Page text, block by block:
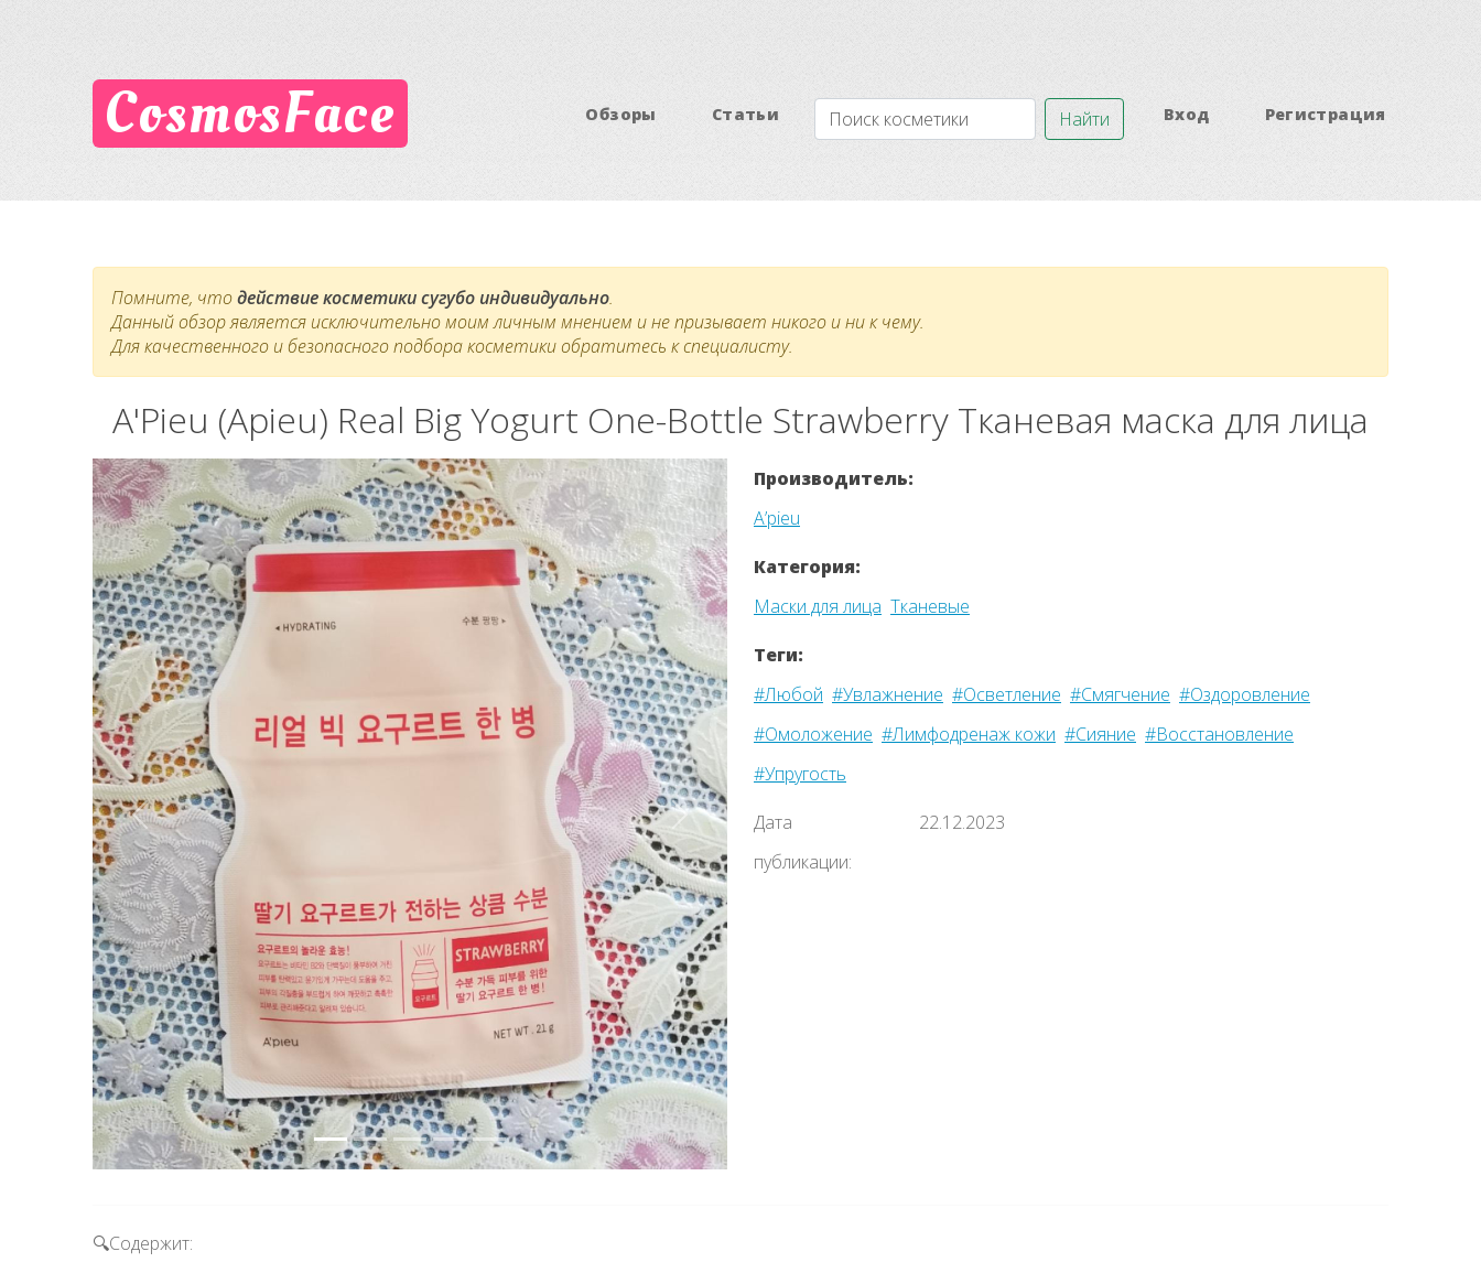
CosmosFace Обзоры Статьи Найти Вход Регистрация
Помните, чтодействие косметики сугубо индивидуально.
Данный обзор является исключительно моим личным мнением и не призывает никого и ни к чему.
Для качественного и безопасного подбора косметики обратитесь к специалисту.
A'Pieu (Apieu) Real Big Yogurt One-Bottle Strawberry Тканевая маска для лица
Вперёд Назад
Производитель:
A’pieu
Категория:
Маски для лица Тканевые
Теги:
#Любой #Увлажнение #Осветление #Смягчение #Оздоровление
#Омоложение #Лимфодренаж кожи #Сияние #Восстановление
#Упругость
Дата
публикации:
22.12.2023
🔍Содержит: